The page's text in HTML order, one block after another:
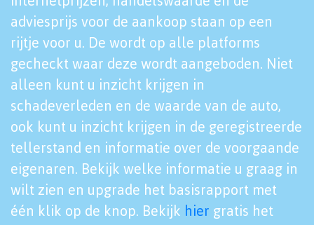
adviesprijs voor de aankoop staan op een
rijtje voor u. De wordt op alle platforms
gecheckt waar deze wordt aangeboden. Niet
alleen kunt u inzicht krijgen in
schadeverleden en de waarde van de auto,
ook kunt u inzicht krijgen in de geregistreerde
tellerstand en informatie over de voorgaande
eigenaren. Bekijk welke informatie u graag in
wilt zien en upgrade het basisrapport met
één klik op de knop. Bekijk hier gratis het